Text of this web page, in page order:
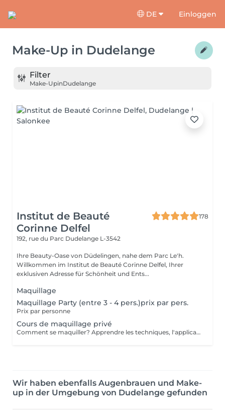
DE Einloggen
Make-Up in Dudelange
Filter
Make-UpinDudelange
Institut de Beauté
Corinne Delfel
178
192, rue du Parc Dudelange L-3542
Ihre Beauty-Oase von Düdelingen, nahe dem Parc Le'h.
Willkommen im Institut de Beauté Corinne Delfel, Ihrer
exklusiven Adresse für Schönheit und Ents...
Maquillage
Maquillage Party (entre 3 - 4 pers.)prix par pers.
Prix par personne
Cours de maquillage privé
Comment se maquiller? Apprendre les techniques, l'application des différents produits
Wir haben ebenfalls Augenbrauen und Make-
up in der Umgebung von Dudelange gefunden